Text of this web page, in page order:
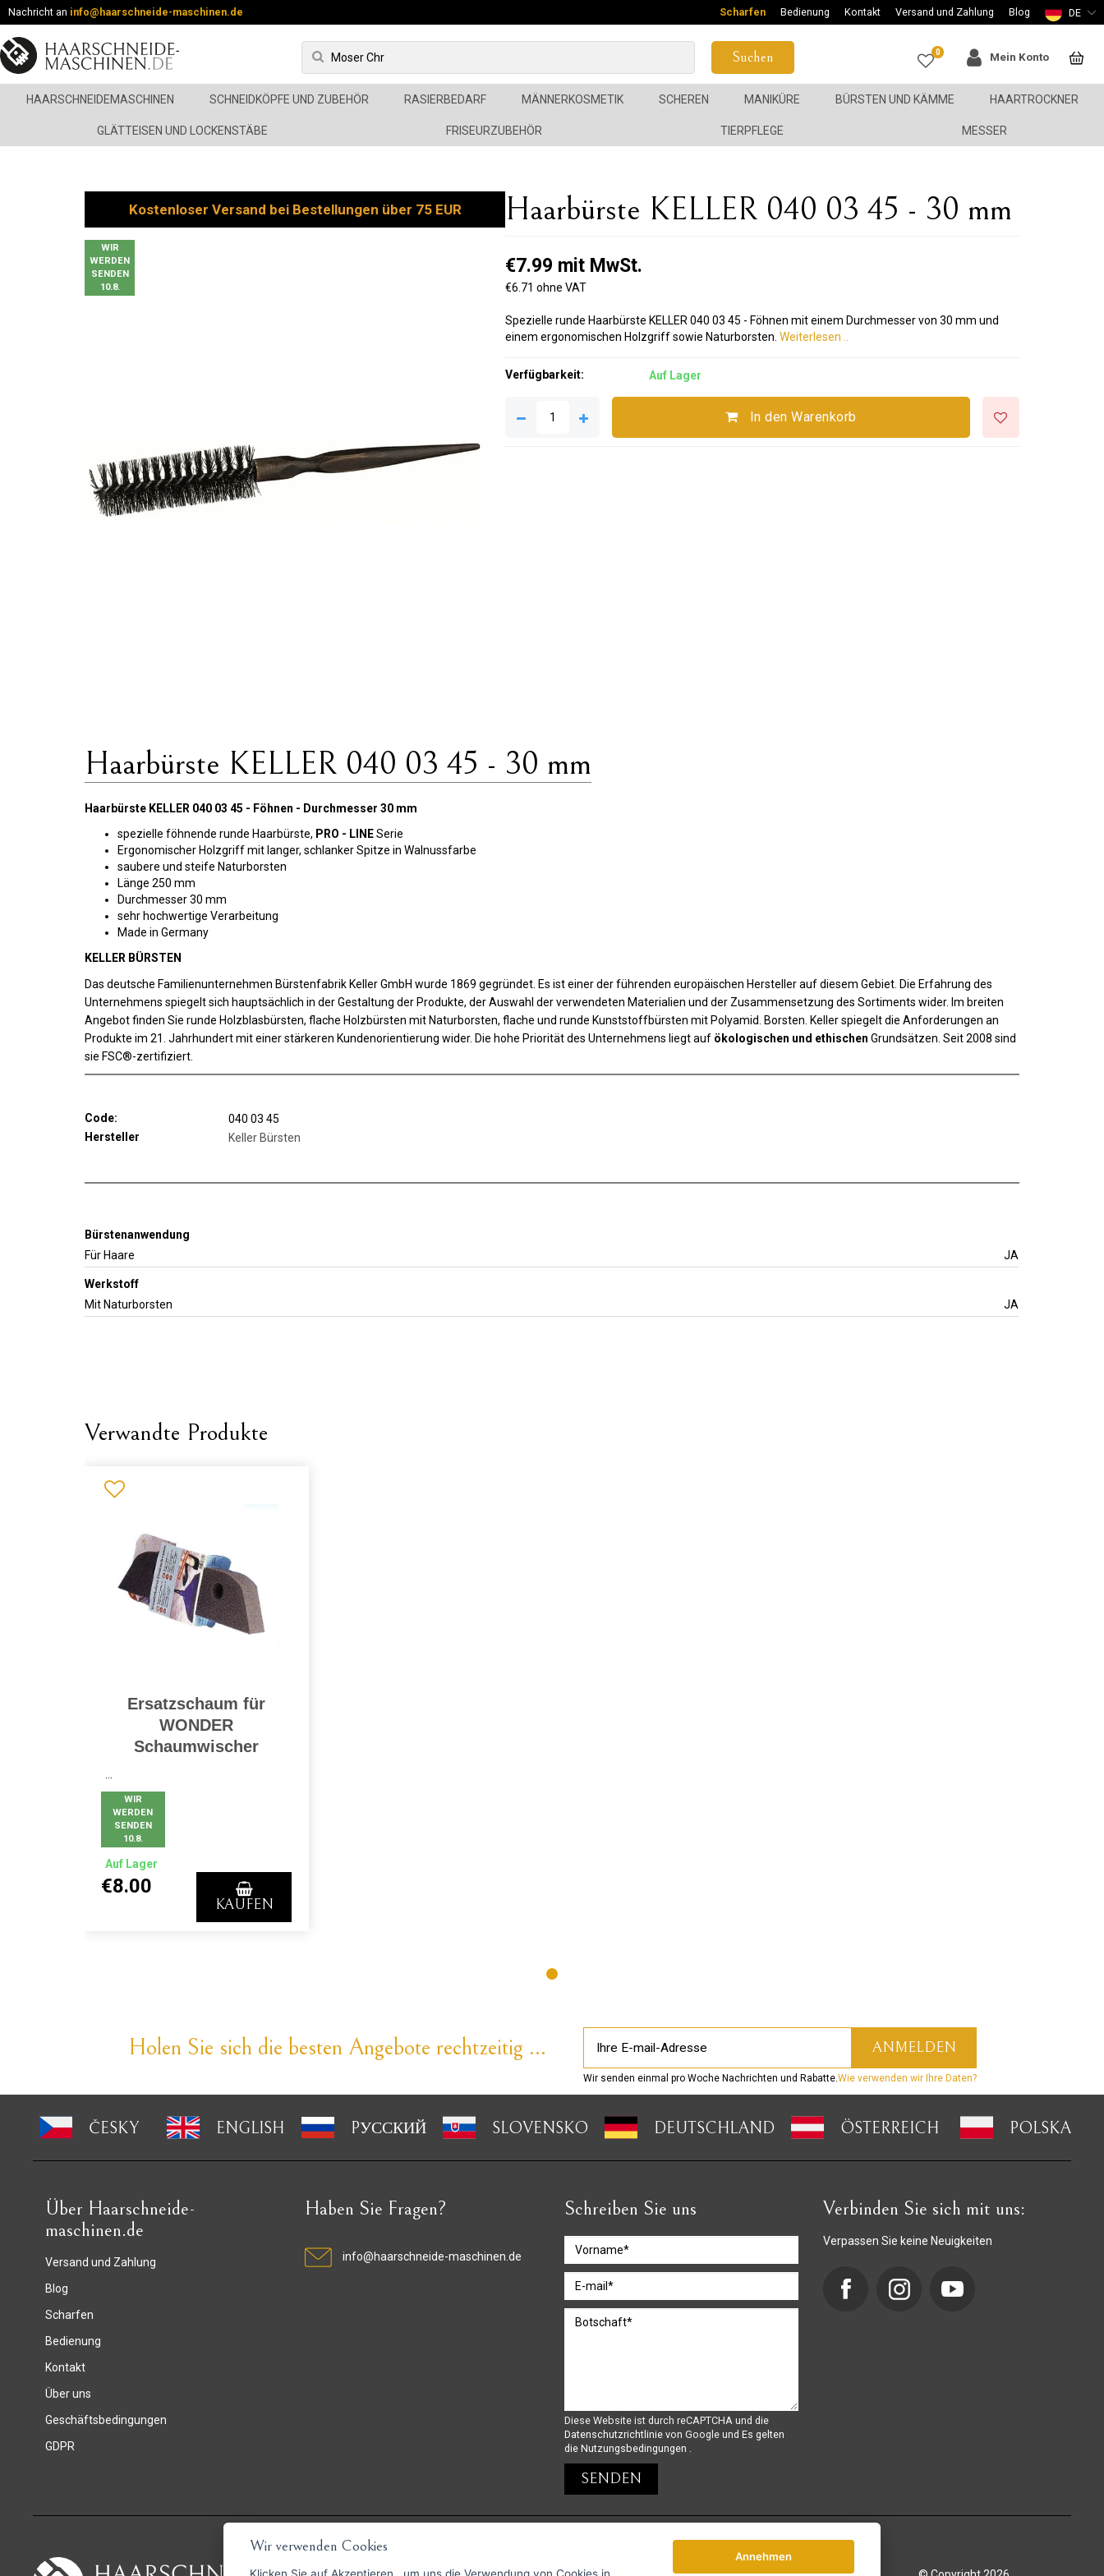
Nachricht an info@haarschneide-maschinen.de Scharfen Bedienung Kontakt Versand und Zahlung Blog DE
Suchen 0 Mein Konto
HAARSCHNEIDEMASCHINEN SCHNEIDKÖPFE UND ZUBEHÖR RASIERBEDARF MÄNNERKOSMETIK SCHEREN MANIKÜRE BÜRSTEN UND KÄMME HAARTROCKNER
GLÄTTEISEN UND LOCKENSTÄBE FRISEURZUBEHÖR TIERPFLEGE MESSER
Kostenloser Versand bei Bestellungen über 75 EUR
WIR
WERDEN
SENDEN
10.8.
Haarbürste KELLER 040 03 45 - 30 mm
€7.99 mit MwSt.
€6.71 ohne VAT
Spezielle runde Haarbürste KELLER 040 03 45 - Föhnen mit einem Durchmesser von 30 mm und
einem ergonomischen Holzgriff sowie Naturborsten.Weiterlesen ..
Verfügbarkeit: Auf Lager
In den Warenkorb
Haarbürste KELLER 040 03 45 - 30 mm
Haarbürste KELLER 040 03 45 - Föhnen - Durchmesser 30 mm
spezielle föhnende runde Haarbürste, PRO - LINESerie
Ergonomischer Holzgriff mit langer, schlanker Spitze in Walnussfarbe
saubere und steife Naturborsten
Länge 250 mm
Durchmesser 30 mm
sehr hochwertige Verarbeitung
Made in Germany
KELLER BÜRSTEN
Das deutsche Familienunternehmen Bürstenfabrik Keller GmbH wurde 1869 gegründet. Es ist einer der führenden europäischen Hersteller auf diesem Gebiet. Die Erfahrung des
Unternehmens spiegelt sich hauptsächlich in der Gestaltung der Produkte, der Auswahl der verwendeten Materialien und der Zusammensetzung des Sortiments wider. Im breiten
Angebot finden Sie runde Holzblasbürsten, flache Holzbürsten mit Naturborsten, flache und runde Kunststoffbürsten mit Polyamid. Borsten. Keller spiegelt die Anforderungen an
Produkte im 21. Jahrhundert mit einer stärkeren Kundenorientierung wider. Die hohe Priorität des Unternehmens liegt auf ökologischen und ethischen Grundsätzen. Seit 2008 sind
sie FSC®-zertifiziert.
Code:
040 03 45
Hersteller
Keller Bürsten
Bürstenanwendung
Für Haare
JA
Werkstoff
Mit Naturborsten
JA
Verwandte Produkte
Ersatzschaum für
WONDER
Schaumwischer
WIR
WERDEN
SENDEN
10.8.
Auf Lager
€8.00
KAUFEN
Holen Sie sich die besten Angebote rechtzeitig ...
Wir senden einmal pro Woche Nachrichten und Rabatte.Wie verwenden wir Ihre Daten?
ČESKY ENGLISH PУССКИЙ SLOVENSKO DEUTSCHLAND ÖSTERREICH POLSKA
Über Haarschneide-
maschinen.de
Versand und Zahlung
Blog
Scharfen
Bedienung
Kontakt
Über uns
Geschäftsbedingungen
GDPR
Haben Sie Fragen?
info@haarschneide-maschinen.de
Schreiben Sie uns
Diese Website ist durch reCAPTCHA und die
Datenschutzrichtlinie von Google und Es gelten
die Nutzungsbedingungen .
Verbinden Sie sich mit uns:
Verpassen Sie keine Neuigkeiten
Wir verwenden Cookies
Annehmen